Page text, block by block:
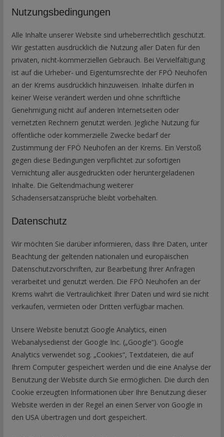
Nutzungsbedingungen
Alle Inhalte unserer Website sind urheberrechtlich geschützt.
Wir gestatten ausdrücklich die Nutzung aller Daten für den
privaten, nicht-kommerziellen Gebrauch. Bei Vervielfältigung
ist auf die Urheber- und Eigentumsrechte der FPÖ Neuhofen
an der Krems ausdrücklich hinzuweisen. Inhalte dürfen in
keiner Weise verändert werden und ohne schriftliche
Genehmigung nicht auf anderen Internetseiten oder
vernetzten Rechnern genutzt werden. Jegliche Nutzung für
öffentliche oder kommerzielle Zwecke bedarf der
Zustimmung der FPÖ Neuhofen an der Krems. Ein Verstoß
gegen diese Bedingungen verpflichtet zur sofortigen
Vernichtung aller ausgedruckten oder heruntergeladenen
Inhalte. Die Geltendmachung weiterer
Schadensersatzansprüche bleibt vorbehalten.
Datenschutz
Wir möchten Sie darüber informieren, dass Ihre Daten, unter
Beachtung der geltenden nationalen und europäischen
Datenschutzvorschriften, zur Bearbeitung Ihrer Anfragen
verarbeitet und genutzt werden. Die FPÖ Neuhofen an der
Krems wahrt die Vertraulichkeit Ihrer Daten und wird sie nicht
verkaufen, vermieten oder Dritten verfügbar machen.
Unsere Website benutzt Google Analytics, einen
Webanalysedienst der Google Inc. („Google“). Google
Analytics verwendet sog. „Cookies“, Textdateien, die auf
Ihrem Computer gespeichert werden und die eine Analyse der
Benutzung der Website durch Sie ermöglichen. Die durch den
Cookie erzeugten Informationen über Ihre Benutzung dieser
Website werden in der Regel an einen Server von Google in
den USA übertragen und dort gespeichert.